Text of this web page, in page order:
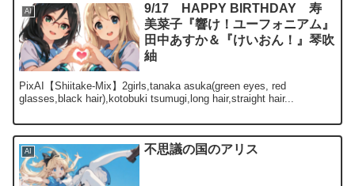
AI
9/17 HAPPY BIRTHDAY 寿
美菜子『響け！ユーフォニアム』
田中あすか＆『けいおん！』琴吹
紬
PixAI【Shiitake-Mix】2girls,tanaka asuka(green eyes, red
glasses,black hair),kotobuki tsumugi,long hair,straight hair...
AI 不思議の国のアリス